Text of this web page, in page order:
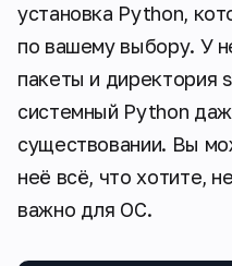
установка Python,
по вашему выбору. У
пакеты и директория
системный Python
существовании. Вы
неё всё, что хотите,
важно для ОС.